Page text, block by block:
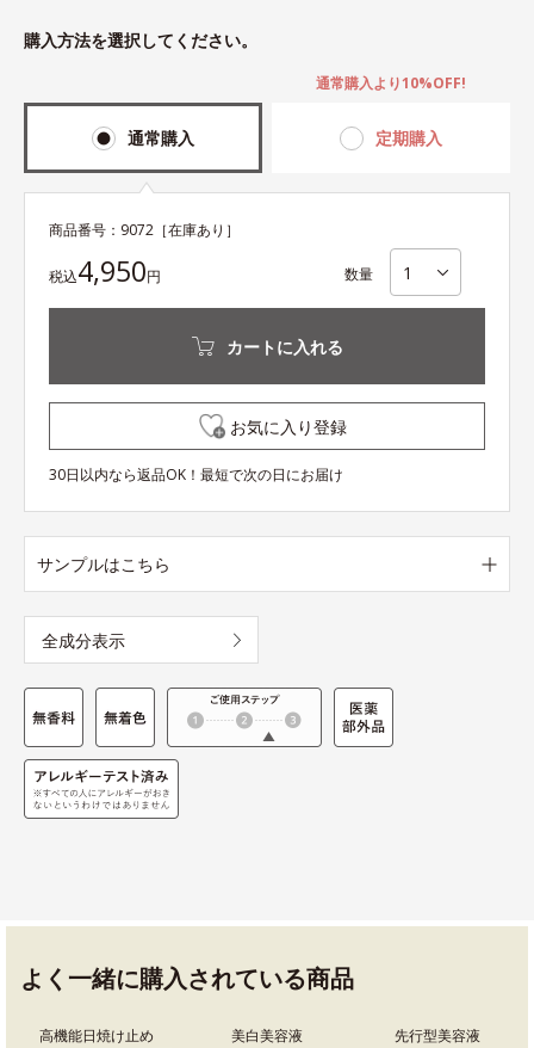
購入方法を選択してください。
通常購入 定期購入
通常購入より10%OFF!
商品番号： 9072 ［在庫あり］
税込4,950円 数量
カートに入れる
お気に入り登録
30日以内なら返品OK！最短で次の日にお届け
サンプルはこちら
全成分表示
よく一緒に購入されている商品
高機能日焼け止め 美白美容液 先行型美容液